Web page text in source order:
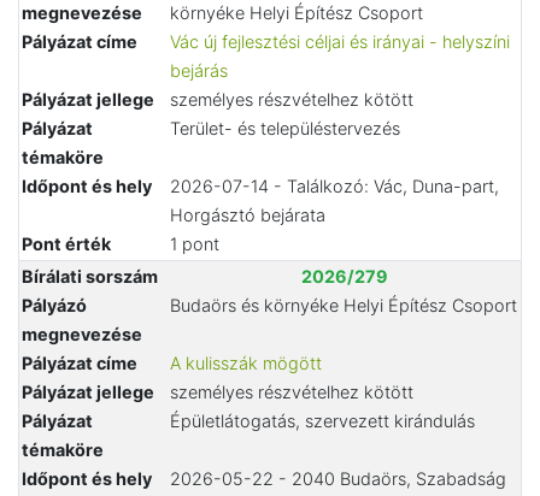
megnevezése
környéke Helyi Építész Csoport
Pályázat címe
Vác új fejlesztési céljai és irányai - helyszíni
bejárás
Pályázat jellege
személyes részvételhez kötött
Pályázat
témaköre
Terület- és településtervezés
Időpont és hely
2026-07-14 - Találkozó: Vác, Duna-part,
Horgásztó bejárata
Pont érték
1 pont
Bírálati sorszám
2026/279
Pályázó
megnevezése
Budaörs és környéke Helyi Építész Csoport
Pályázat címe
A kulisszák mögött
Pályázat jellege
személyes részvételhez kötött
Pályázat
témaköre
Épületlátogatás, szervezett kirándulás
Időpont és hely
2026-05-22 - 2040 Budaörs, Szabadság